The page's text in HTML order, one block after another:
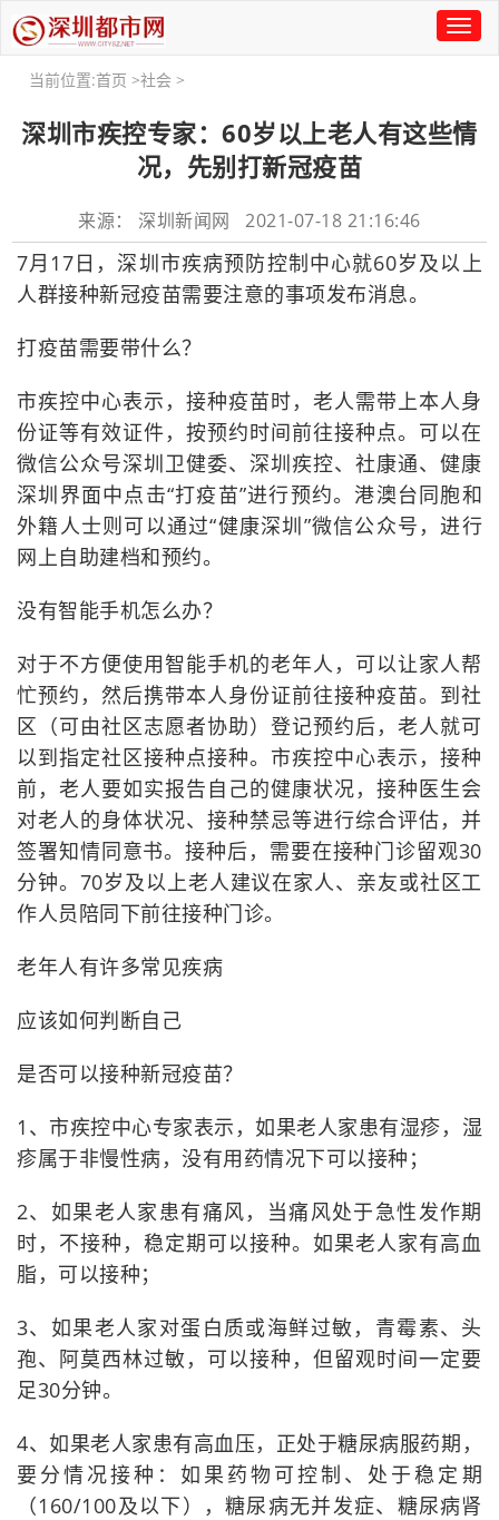
Toggle
当前位置:首页 >社会 >
深圳市疾控专家：60岁以上老人有这些情
况，先别打新冠疫苗
来源： 深圳新闻网 2021-07-18 21:16:46
7月17日，深圳市疾病预防控制中心就60岁及以上
人群接种新冠疫苗需要注意的事项发布消息。
打疫苗需要带什么？
市疾控中心表示，接种疫苗时，老人需带上本人身
份证等有效证件，按预约时间前往接种点。可以在
微信公众号深圳卫健委、深圳疾控、社康通、健康
深圳界面中点击“打疫苗”进行预约。港澳台同胞和
外籍人士则可以通过“健康深圳”微信公众号，进行
网上自助建档和预约。
没有智能手机怎么办？
对于不方便使用智能手机的老年人，可以让家人帮
忙预约，然后携带本人身份证前往接种疫苗。到社
区（可由社区志愿者协助）登记预约后，老人就可
以到指定社区接种点接种。市疾控中心表示，接种
前，老人要如实报告自己的健康状况，接种医生会
对老人的身体状况、接种禁忌等进行综合评估，并
签署知情同意书。接种后，需要在接种门诊留观30
分钟。70岁及以上老人建议在家人、亲友或社区工
作人员陪同下前往接种门诊。
老年人有许多常见疾病
应该如何判断自己
是否可以接种新冠疫苗？
1、市疾控中心专家表示，如果老人家患有湿疹，湿
疹属于非慢性病，没有用药情况下可以接种；
2、如果老人家患有痛风，当痛风处于急性发作期
时，不接种，稳定期可以接种。如果老人家有高血
脂，可以接种；
3、如果老人家对蛋白质或海鲜过敏，青霉素、头
孢、阿莫西林过敏，可以接种，但留观时间一定要
足30分钟。
4、如果老人家患有高血压，正处于糖尿病服药期，
要分情况接种：如果药物可控制、处于稳定期
（160/100及以下），糖尿病无并发症、糖尿病肾